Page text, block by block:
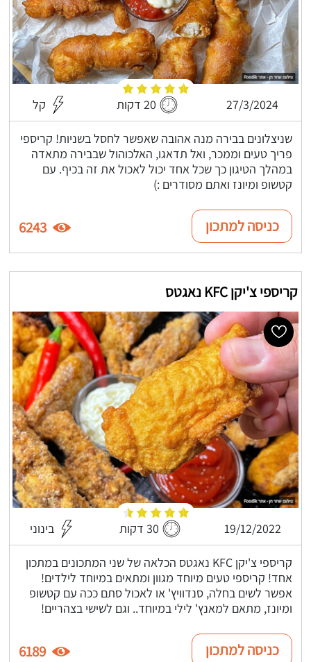
27/3/2024 20 דקות קל
שניצלונים בבירה מנה אהובה שאפשר לחסל בשניות! קריספי
פריך טעים וממכר, ואל תדאגו, האלכוהול שבבירה מתאדה
במהלך הטיגון כך שכל אחד יכול לאכול את זה בכיף. עם
קטשופ ומיונז ואתם מסודרים :)
כניסה למתכון 6243
קריספי צ'יקן KFC נאגטס
19/12/2022 30 דקות בינוני
קריספי צ'יקן KFC נאגטס הכלאה של שני המתכונים במתכון
אחד! קריספי טעים מיוחד מגוון ומתאים במיוחד לילדים!
אפשר לשים בחלה, סנדוויץ' או לאכול סתם ככה עם קטשופ
ומיונז, מתאם למאנץ' לילי במיוחד.. וגם לשישי בצהריים!
כניסה למתכון 6189